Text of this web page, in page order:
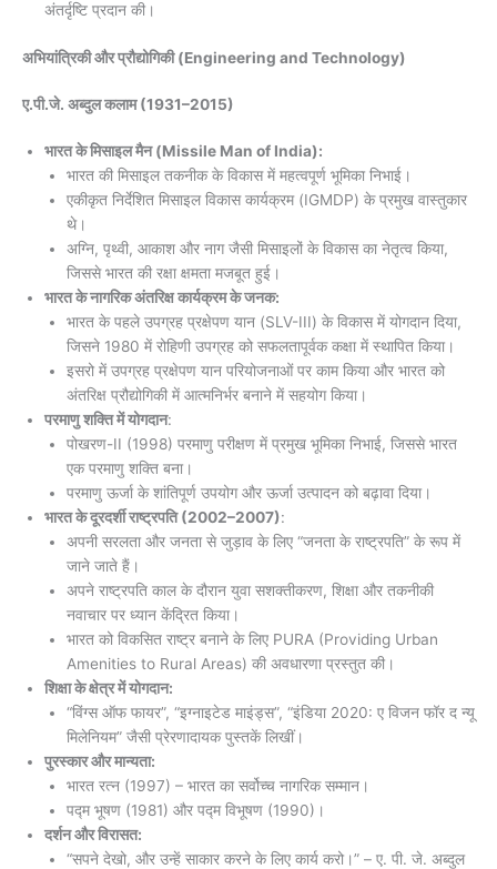
अंतर्दृष्टि प्रदान की।
अभियांत्रिकी और प्रौद्योगिकी (Engineering and Technology)
ए.पी.जे. अब्दुल कलाम(1931–2015)
भारत के मिसाइल मैन (Missile Man of India):
भारत की मिसाइल तकनीक के विकास में महत्वपूर्ण भूमिका निभाई।
एकीकृत निर्देशित मिसाइल विकास कार्यक्रम (IGMDP) के प्रमुख वास्तुकार
थे।
अग्नि, पृथ्वी, आकाश और नाग जैसी मिसाइलों के विकास का नेतृत्व किया,
जिससे भारत की रक्षा क्षमता मजबूत हुई।
भारत के नागरिक अंतरिक्ष कार्यक्रम के जनक:
भारत के पहले उपग्रह प्रक्षेपण यान (SLV-III) के विकास में योगदान दिया,
जिसने 1980 में रोहिणी उपग्रह को सफलतापूर्वक कक्षा में स्थापित किया।
इसरो में उपग्रह प्रक्षेपण यान परियोजनाओं पर काम किया और भारत को
अंतरिक्ष प्रौद्योगिकी में आत्मनिर्भर बनाने में सहयोग किया।
परमाणु शक्ति में योगदान:
पोखरण-II (1998) परमाणु परीक्षण में प्रमुख भूमिका निभाई, जिससे भारत
एक परमाणु शक्ति बना।
परमाणु ऊर्जा के शांतिपूर्ण उपयोग और ऊर्जा उत्पादन को बढ़ावा दिया।
भारत के दूरदर्शी राष्ट्रपति (2002–2007):
अपनी सरलता और जनता से जुड़ाव के लिए “जनता के राष्ट्रपति” के रूप में
जाने जाते हैं।
अपने राष्ट्रपति काल के दौरान युवा सशक्तीकरण, शिक्षा और तकनीकी
नवाचार पर ध्यान केंद्रित किया।
भारत को विकसित राष्ट्र बनाने के लिए PURA (Providing Urban
Amenities to Rural Areas) की अवधारणा प्रस्तुत की।
शिक्षा के क्षेत्र में योगदान:
“विंग्स ऑफ फायर”, “इग्नाइटेड माइंड्स”, “इंडिया 2020: ए विजन फॉर द न्यू
मिलेनियम” जैसी प्रेरणादायक पुस्तकें लिखीं।
पुरस्कार और मान्यता:
भारत रत्न (1997) – भारत का सर्वोच्च नागरिक सम्मान।
पद्म भूषण (1981) और पद्म विभूषण (1990)।
दर्शन और विरासत:
“सपने देखो, और उन्हें साकार करने के लिए कार्य करो।” – ए. पी. जे. अब्दुल